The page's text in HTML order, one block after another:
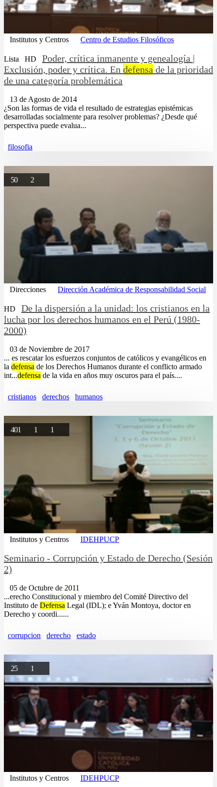
Institutos y Centros Centro de Estudios Filosóficos
Lista HD
Poder, crítica inmanente y genealogía |
Exclusión, poder y crítica. En defensa de la prioridad
de una categoría problemática
13 de Agosto de 2014
¿Son las formas de vida el resultado de estrategias epistémicas
desarrolladas socialmente para resolver problemas? ¿Desde qué
perspectiva puede evalua...
filosofia
50 2
Direcciones Dirección Académica de Responsabilidad Social
HD
De la dispersión a la unidad: los cristianos en la
lucha por los derechos humanos en el Perú (1980-
2000)
03 de Noviembre de 2017
... es rescatar los esfuerzos conjuntos de católicos y evangélicos en
la defensa de los Derechos Humanos durante el conflicto armado
int...defensa de la vida en años muy oscuros para el país....
cristianos derechos humanos
401 1 1
Institutos y Centros IDEHPUCP
Seminario - Corrupción y Estado de Derecho (Sesión
2)
05 de Octubre de 2011
...erecho Constitucional y miembro del Comité Directivo del
Instituto de Defensa Legal (IDL); e Yván Montoya, doctor en
Derecho y coordi......
corrupcion derecho estado
25 1
Institutos y Centros IDEHPUCP